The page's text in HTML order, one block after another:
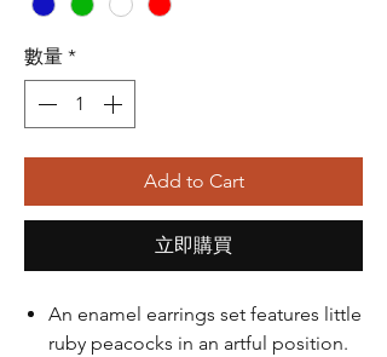
數量 *
Add to Cart
立即購買
An enamel earrings set features little
ruby peacocks in an artful position.